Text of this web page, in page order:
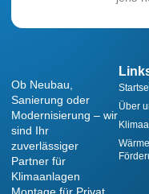
Ob Neubau,
Sanierung oder
Modernisierung – wir
sind Ihr
zuverlässiger
Partner für
Klimaanlagen
Über